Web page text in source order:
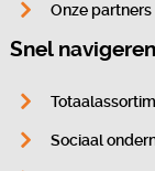
Onze partners
Snel navigeren
Sociaal